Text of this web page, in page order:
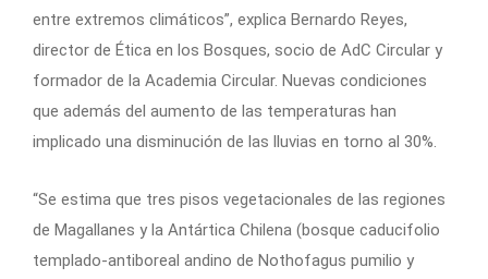
entre extremos climáticos”, explica Bernardo Reyes,
director de Ética en los Bosques, socio de AdC Circular y
formador de la Academia Circular. Nuevas condiciones
que además del aumento de las temperaturas han
implicado una disminución de las lluvias en torno al 30%.
“Se estima que tres pisos vegetacionales de las regiones
de Magallanes y la Antártica Chilena (bosque caducifolio
templado-antiboreal andino de Nothofagus pumilio y